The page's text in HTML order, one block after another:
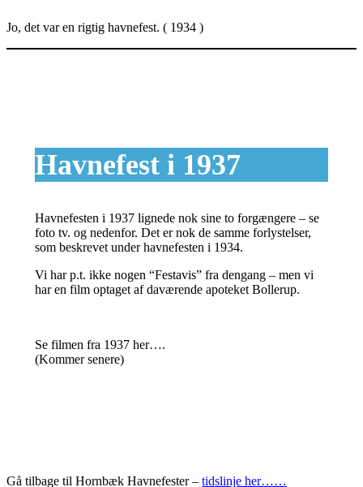
Jo, det var en rigtig havnefest. ( 1934 )
Havnefest i 1937
Havnefesten i 1937 lignede nok sine to forgængere – se
foto tv. og nedenfor. Det er nok de samme forlystelser,
som beskrevet under havnefesten i 1934.
Vi har p.t. ikke nogen “Festavis” fra dengang – men vi
har en film optaget af daværende apoteket Bollerup.
Se filmen fra 1937 her….
(Kommer senere)
Gå tilbage til Hornbæk Havnefester – tidslinje her……